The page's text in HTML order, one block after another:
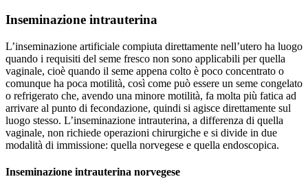
Inseminazione intrauterina
L’inseminazione artificiale compiuta direttamente nell’utero ha luogo
quando i requisiti del seme fresco non sono applicabili per quella
vaginale, cioè quando il seme appena colto è poco concentrato o
comunque ha poca motilità, così come può essere un seme congelato
o refrigerato che, avendo una minore motilità, fa molta più fatica ad
arrivare al punto di fecondazione, quindi si agisce direttamente sul
luogo stesso. L’inseminazione intrauterina, a differenza di quella
vaginale, non richiede operazioni chirurgiche e si divide in due
modalità di immissione: quella norvegese e quella endoscopica.
Inseminazione intrauterina norvegese